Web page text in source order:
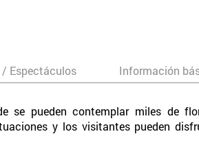
/ Espectáculos Información
se pueden contemplar miles de
y los visitantes pueden